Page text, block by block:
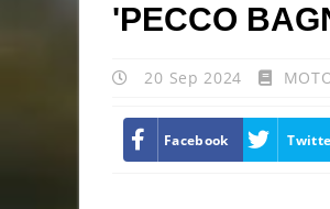
'PECCO
20 Sep 2024
Facebook